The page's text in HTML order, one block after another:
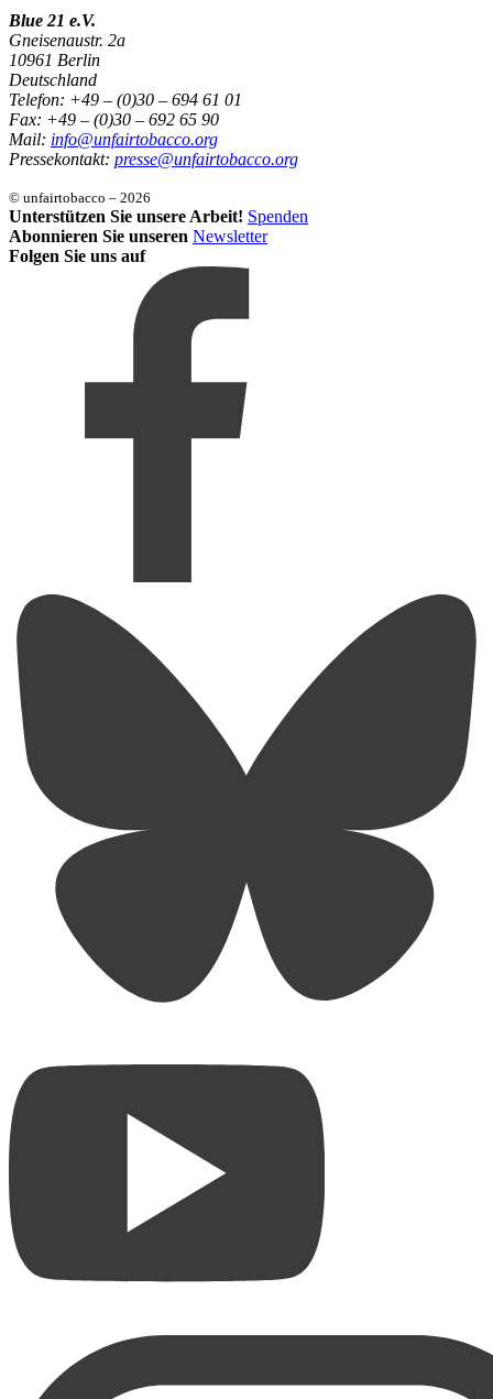
Blue 21 e.V.
Gneisenaustr. 2a
10961 Berlin
Deutschland
Telefon: +49 – (0)30 – 694 61 01
Fax: +49 – (0)30 – 692 65 90
Mail: info@unfairtobacco.org
Pressekontakt: presse@unfairtobacco.org
© unfairtobacco – 2026
Unterstützen Sie unsere Arbeit! Spenden
Abonnieren Sie unseren Newsletter
Folgen Sie uns auf